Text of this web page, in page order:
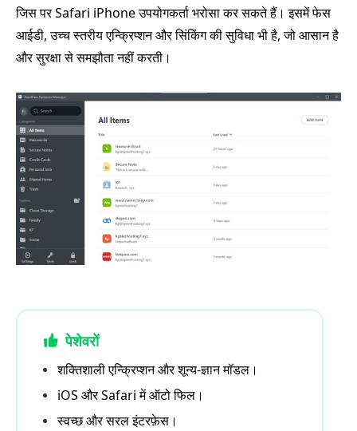
जिस पर Safari iPhone उपयोगकर्ता भरोसा कर सकते हैं। इसमें फेस
आईडी, उच्च स्तरीय एन्क्रिप्शन और सिंकिंग की सुविधा भी है, जो आसान है
और सुरक्षा से समझौता नहीं करती।
पेशेवरों
शक्तिशाली एन्क्रिप्शन और शून्य-ज्ञान मॉडल।
iOS और Safari में ऑटो फिल।
स्वच्छ और सरल इंटरफ़ेस।